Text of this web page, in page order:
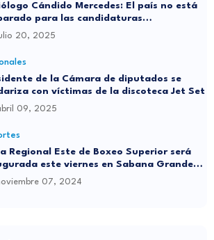
Cándido Mercedes: El país no está
para las candidaturas
20, 2025
de la Cámara de diputados se
con víctimas de la discoteca Jet Set
09, 2025
Regional Este de Boxeo Superior será
este viernes en Sabana Grande
07, 2024